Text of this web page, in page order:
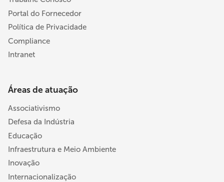
Portal do Fornecedor
Política de Privacidade
Compliance
Intranet
Áreas de atuação
Associativismo
Defesa da Indústria
Educação
Infraestrutura e Meio Ambiente
Inovação
Internacionalização